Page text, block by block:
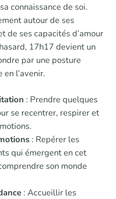
connaissance de soi.
autour de ses
de ses capacités d’amour
17h17 devient un
par une posture
en l’avenir.
: Prendre quelques
se recentrer, respirer et
: Repérer les
qui émergent en cet
son monde
: Accueillir les